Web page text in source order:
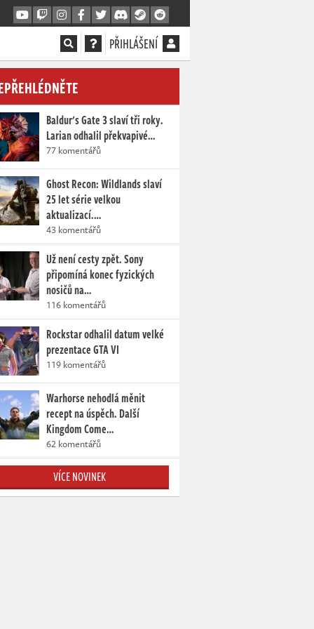
PŘIHLÁŠENÍ
Baldur's Gate 3 slaví tři roky.
Larian odhalil překvapivé…
77 komentářů
Ghost Recon: Wildlands slaví
25 let série velkou
aktualizací.…
43 komentářů
Už není cesty zpět. Sony
připomíná konec fyzických
nosičů na…
116 komentářů
Rockstar odhalil datum velké
prezentace GTA VI
119 komentářů
Warhorse nehodlá měnit
recept na úspěch. Další
Kingdom Come…
62 komentářů
VÍCE NOVINEK